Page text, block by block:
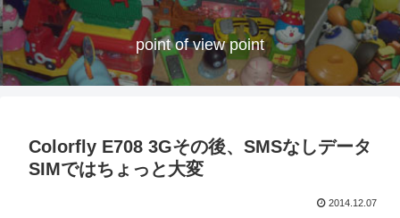
point of view point
Colorfly E708 3Gその後、SMSなしデータ
SIMではちょっと大変
2014.12.07